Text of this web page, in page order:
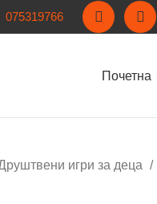
075319766
Почетна
игри за деца